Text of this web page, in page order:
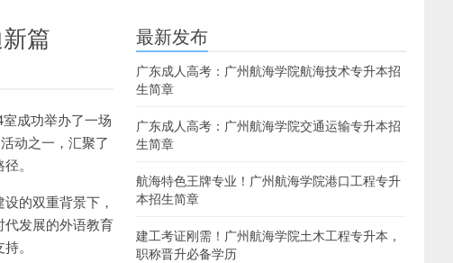
篇
成功举办了一场
动之一，汇聚了
。
的双重背景下，
发展的外语教育
。
最新发布
广东成人高考：广州航海学院航海技术专升本招
生简章
广东成人高考：广州航海学院交通运输专升本招
生简章
航海特色王牌专业！广州航海学院港口工程专升
本招生简章
建工考证刚需！广州航海学院土木工程专升本，
职称晋升必备学历